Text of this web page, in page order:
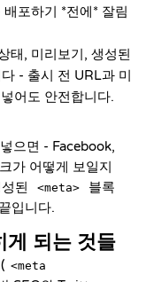
포하기 *전에* 잘림
태, 미리보기, 생성된
- 출시 전 URL과 미
어도 안전합니다.
으면 - Facebook,
가 어떻게 보일지
된
<meta>
블록
입니다.
게 되는 것들
<meta